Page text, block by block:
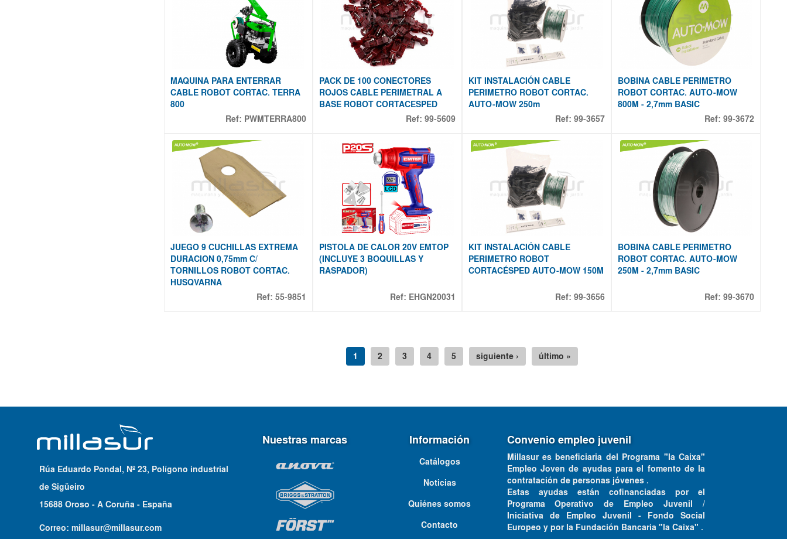
MAQUINA PARA ENTERRAR
CABLE ROBOT CORTAC. TERRA
800
Ref: PWMTERRA800
PACK DE 100 CONECTORES
ROJOS CABLE PERIMETRAL A
BASE ROBOT CORTACESPED
Ref:99-5609
KIT INSTALACIÓN CABLE
PERIMETRO ROBOT CORTAC.
AUTO-MOW 250m
Ref:99-3657
BOBINA CABLE PERIMETRO
ROBOT CORTAC. AUTO-MOW
800M - 2,7mm BASIC
Ref: 99-3672
JUEGO 9 CUCHILLAS EXTREMA
DURACION 0,75mm C/
TORNILLOS ROBOT CORTAC.
HUSQVARNA
Ref:55-9851
PISTOLA DE CALOR 20V EMTOP
(INCLUYE 3 BOQUILLAS Y
RASPADOR)
Ref: EHGN20031
KIT INSTALACIÓN CABLE
PERIMETRO ROBOT
CORTACÉSPED AUTO-MOW 150M
Ref:99-3656
BOBINA CABLE PERIMETRO
ROBOT CORTAC. AUTO-MOW
250M - 2,7mm BASIC
Ref: 99-3670
1 2 3 4 5 siguiente › último »
Rúa Eduardo Pondal, Nº 23, Polígono industrial
de Sigüeiro
15688 Oroso - A Coruña - España
Correo:millasur@millasur.com
Nuestras marcas Información
Catálogos
Noticias
Quiénes somos
Contacto
Convenio empleo juvenil
Millasur es beneficiaria del Programa "la Caixa"
Empleo Joven de ayudas para el fomento de la
contratación de personas jóvenes .
Estas ayudas están cofinanciadas por el
Programa Operativo de Empleo Juvenil /
Iniciativa de Empleo Juvenil - Fondo Social
Europeo y por la Fundación Bancaria "la Caixa" .